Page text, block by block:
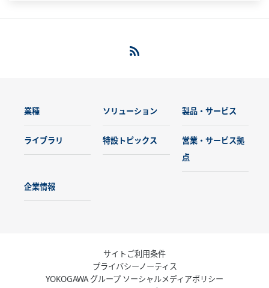
業種 ソリューション 製品・サービス
ライブラリ 特設トピックス
営業・サービス拠
点
企業情報
サイトご利用条件
プライバシーノーティス
YOKOGAWA グループ ソーシャルメディアポリシー